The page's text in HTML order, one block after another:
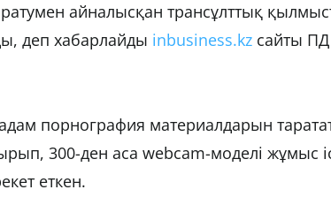
айналысқан трансұлттық
деп хабарлайды inbusiness.kz сайты ПД
порнография материалдарын
300-ден аса webcam-моделі жұмыс
еткен.